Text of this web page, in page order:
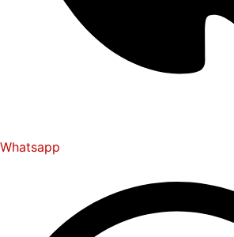
Whatsapp